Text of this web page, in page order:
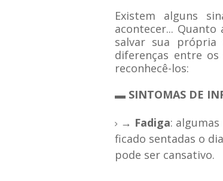
Existem alguns
acontecer...
salvar sua própria
diferenças entre
reconhecê-los:
▬ SINTOMAS DE
→ Fadiga:
ficado sentadas o
pode ser cansativo.